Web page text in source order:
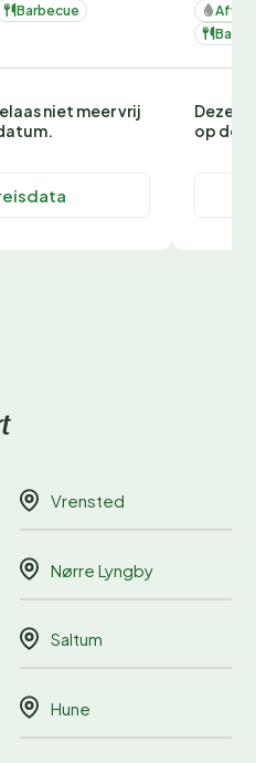
Barbecue
niet meer vrij
Deze
op de
Vrensted
Nørre Lyngby
Saltum
Hune